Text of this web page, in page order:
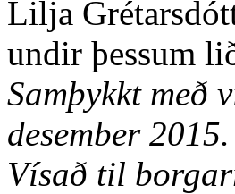
Lilja
undir þessum
Samþykkt með
desember 2015.
Vísað til